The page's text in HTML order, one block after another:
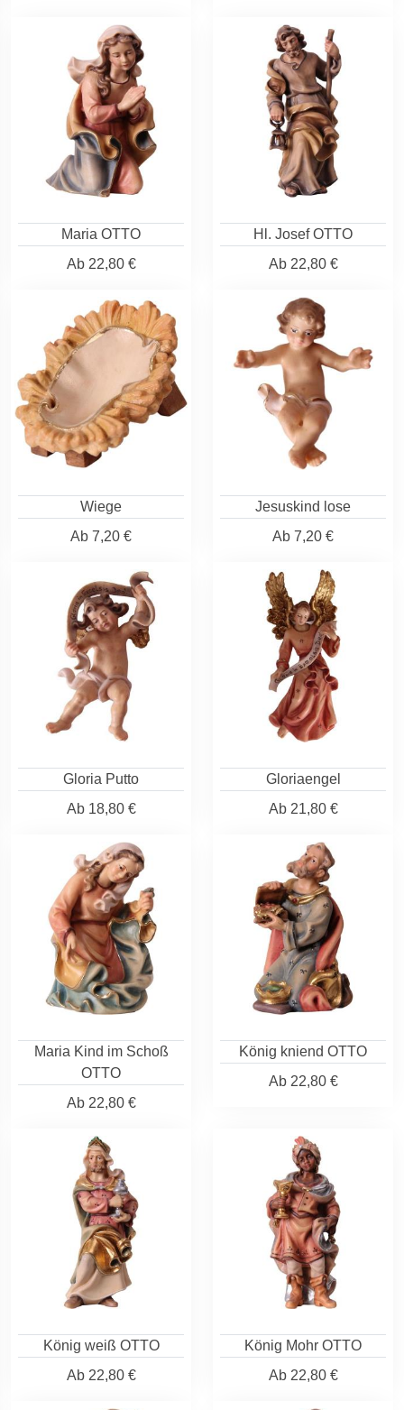
Maria OTTO
Ab22,80 €
Hl. Josef OTTO
Ab22,80 €
Wiege
Ab 7,20 €
Jesuskind lose
Ab 7,20 €
Gloria Putto
Ab18,80 €
Gloriaengel
Ab21,80 €
Maria Kind im Schoß
OTTO
Ab22,80 €
König kniend OTTO
Ab22,80 €
König weiß OTTO
Ab22,80 €
König Mohr OTTO
Ab22,80 €